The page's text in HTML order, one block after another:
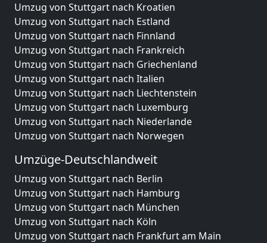
Umzug von Stuttgart nach Kroatien
Umzug von Stuttgart nach Estland
Umzug von Stuttgart nach Finnland
Umzug von Stuttgart nach Frankreich
Umzug von Stuttgart nach Griechenland
Umzug von Stuttgart nach Italien
Umzug von Stuttgart nach Liechtenstein
Umzug von Stuttgart nach Luxemburg
Umzug von Stuttgart nach Niederlande
Umzug von Stuttgart nach Norwegen
Umzüge-Deutschlandweit
Umzug von Stuttgart nach Berlin
Umzug von Stuttgart nach Hamburg
Umzug von Stuttgart nach München
Umzug von Stuttgart nach Köln
Umzug von Stuttgart nach Frankfurt am Main